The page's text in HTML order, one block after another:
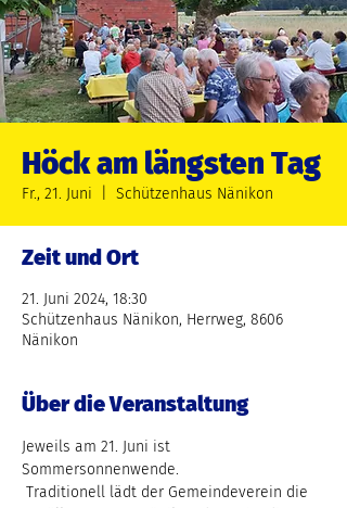
Höck am längsten Tag
Fr., 21. Juni Schützenhaus Nänikon
Zeit und Ort
21. Juni 2024, 18:30
Schützenhaus Nänikon, Herrweg, 8606
Nänikon
Über die Veranstaltung
Jeweils am 21. Juni ist
Sommersonnenwende.
Traditionell lädt der Gemeindeverein die